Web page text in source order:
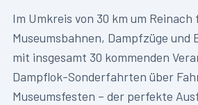
Im Umkreis von 30 km um Reinach
Museumsbahnen, Dampfzüge und
mit insgesamt 30 kommenden
Dampflok-Sonderfahrten über
Museumsfesten – der perfekte